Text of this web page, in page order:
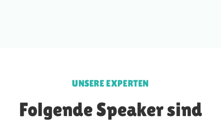
UNSERE EXPERTEN
Folgende Speaker sind